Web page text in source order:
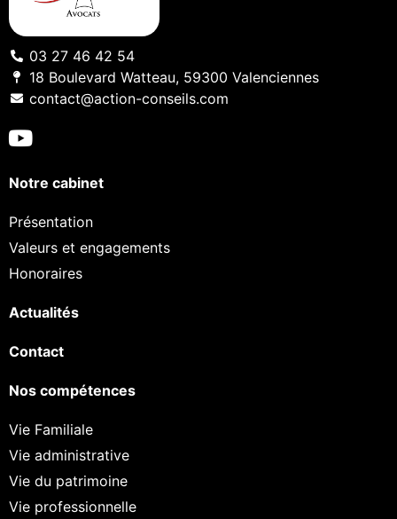
03 27 46 42 54
18 Boulevard Watteau, 59300 Valenciennes
contact@action-conseils.com
Notre cabinet
Présentation
Valeurs et engagements
Honoraires
Actualités
Contact
Nos compétences
Vie Familiale
Vie administrative
Vie du patrimoine
Vie professionnelle